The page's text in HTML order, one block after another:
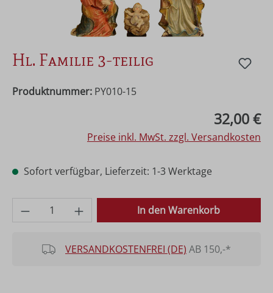
Hl. Familie 3-teilig
Produktnummer: PY010-15
32,00 €
Preise inkl. MwSt. zzgl. Versandkosten
Sofort verfügbar, Lieferzeit: 1-3 Werktage
Produkt Anzahl: Gib den gewünschten
In den Warenkorb
VERSANDKOSTENFREI (DE) AB 150,-*